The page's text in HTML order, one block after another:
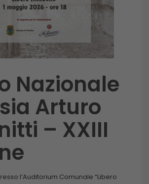
Nazionale
Arturo
– XXIII
l’Auditorium Comunale “Libero